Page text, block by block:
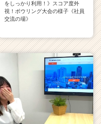
をしっかり利用！》スコア度外
視！ボウリング大会の様子《社員
交流の場》